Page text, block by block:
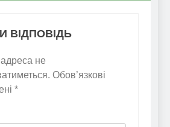
ВІДПОВІДЬ
не
Обов’язкові
*